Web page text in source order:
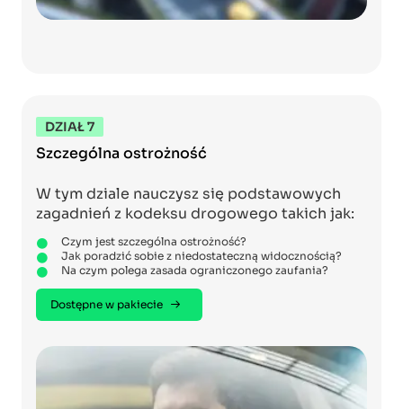
DZIAŁ 7
Szczególna ostrożność
W tym dziale nauczysz się podstawowych
zagadnień z kodeksu drogowego takich jak:
Czym jest szczególna ostrożność?
Jak poradzić sobie z niedostateczną widocznością?
Na czym polega zasada ograniczonego zaufania?
Dostępne w pakiecie